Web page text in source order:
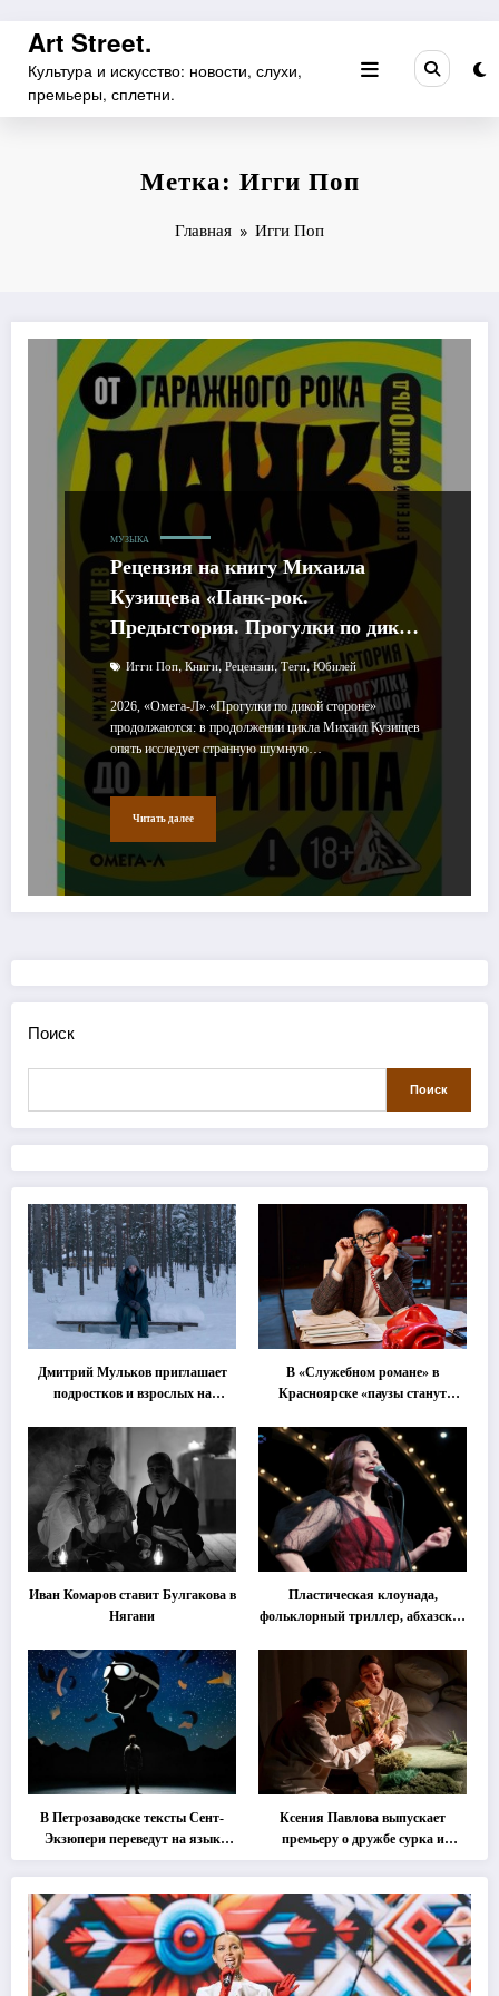
Перейти
содержимому
Art Street.
Культура и искусство: новости, слухи,
премьеры, сплетни.
Метка: Игги Поп
Главная Игги Поп
МУЗЫКА
Рецензия на книгу Михаила
Кузищева «Панк-рок.
Предыстория. Прогулки по дикой
стороне от гаражного рока до
Игги Попа»
Игги Поп, Книги,Рецензии,Теги,Юбилей
2026, «Омега-Л».«Прогулки по дикой стороне»
продолжаются: в продолжении цикла Михаил Кузищев
опять исследует странную шумную…
Читать далее
Поиск
Поиск
Дмитрий Мульков приглашает
подростков и взрослых на
В «Служебном романе» в
Красноярске «паузы станут
Иван Комаров ставит Булгакова в
Нягани
Пластическая клоунада,
фольклорный триллер, абхазская
втором этапе фестиваля
«Монокль»
В Петрозаводске тексты Сент-
Экзюпери переведут на язык
современной хореографии
Ксения Павлова выпускает
премьеру о дружбе сурка и
одуванчика